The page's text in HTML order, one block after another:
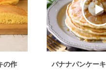
の作
バナナパンケーキ